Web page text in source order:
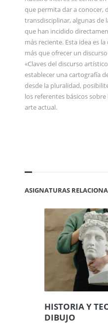
que permita dar a conocer,
transdisciplinar, algunas de
que han incidido
más reciente. Esta idea es
más que ofrecer un
«Claves del discurso
establecer una cartografía
desde la pluralidad,
los referentes básicos
arte actual.
ASIGNATURAS
HISTORIA Y
DIBUJO